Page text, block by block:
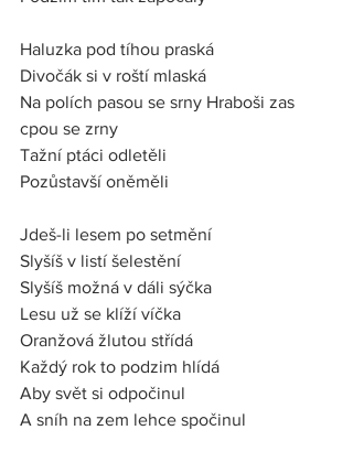
Haluzka pod tíhou praská
Divočák si v roští mlaská
Na polích pasou se srny Hraboši zas
cpou se zrny
Tažní ptáci odletěli
Pozůstavší oněměli
Jdeš-li lesem po setmění
Slyšíš v listí šelestění
Slyšíš možná v dáli sýčka
Lesu už se klíží víčka
Oranžová žlutou střídá
Každý rok to podzim hlídá
Aby svět si odpočinul
A sníh na zem lehce spočinul